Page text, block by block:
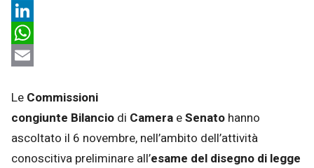
X
LinkedIn
WhatsApp
Le Commissioni
congiunte Bilancio di Camera eSenato hanno
ascoltato il 6 novembre, nell’ambito dell’attività
conoscitiva preliminare all’esame del disegno di legge